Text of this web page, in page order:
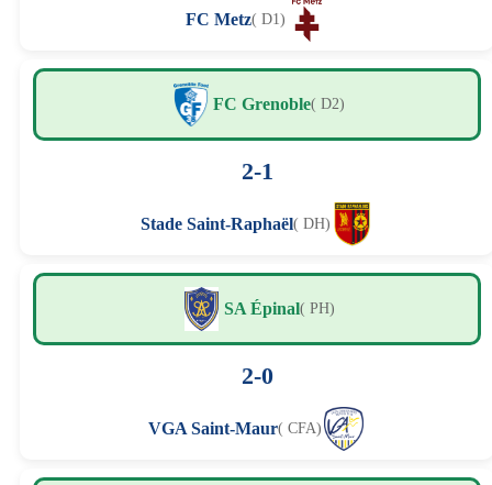
FC Metz( D1)
FC Grenoble( D2)
2-1
Stade Saint-Raphaël( DH)
SA Épinal( PH)
2-0
VGA Saint-Maur( CFA)